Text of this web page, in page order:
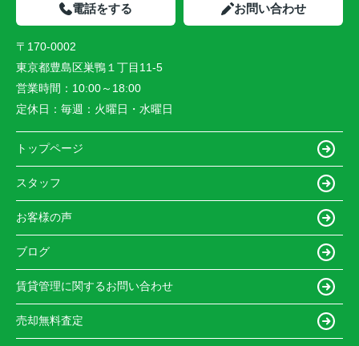
電話をする お問い合わせ
〒170-0002
東京都豊島区巣鴨１丁目11-5
営業時間： 10:00～18:00
定休日： 毎週：火曜日・水曜日
トップページ
スタッフ
お客様の声
ブログ
賃貸管理に関するお問い合わせ
売却無料査定